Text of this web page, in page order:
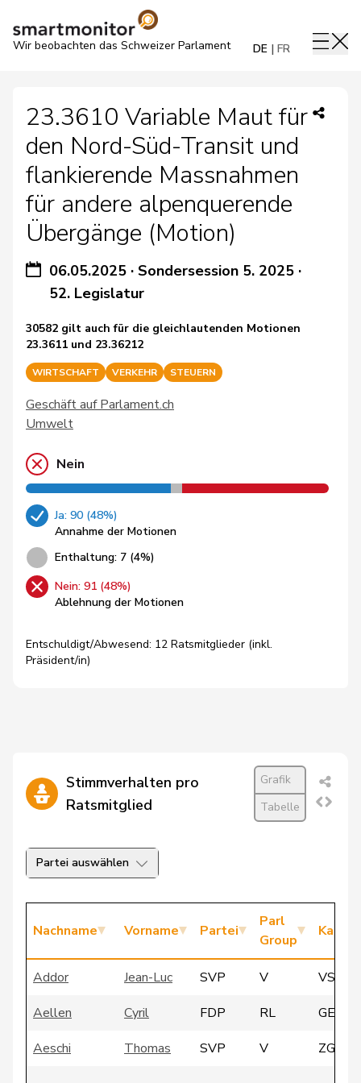
Wir beobachten das Schweizer Parlament DE FR
23.3610 Variable Maut für
den Nord-Süd-Transit und
flankierende Massnahmen
für andere alpenquerende
Übergänge (Motion)
06.05.2025 ·Sondersession 5. 2025 ·
52. Legislatur
30582 gilt auch für die gleichlautenden Motionen
23.3611 und 23.36212
WIRTSCHAFT VERKEHR STEUERN
Geschäft auf Parlament.ch
Umwelt
Nein
Ja: 90 (48%)
Annahme der Motionen
Enthaltung: 7 (4%)
Nein: 91 (48%)
Ablehnung der Motionen
Entschuldigt/Abwesend: 12 Ratsmitglieder (inkl.
Präsident/in)
Stimmverhalten pro
Ratsmitglied
Grafik
Tabelle
Partei auswählen
Nachname Vorname Partei
Parl
Group
Addor Jean-Luc SVP V
VS
Aellen
Cyril FDP RL
GE
Aeschi
Thomas SVP V ZG